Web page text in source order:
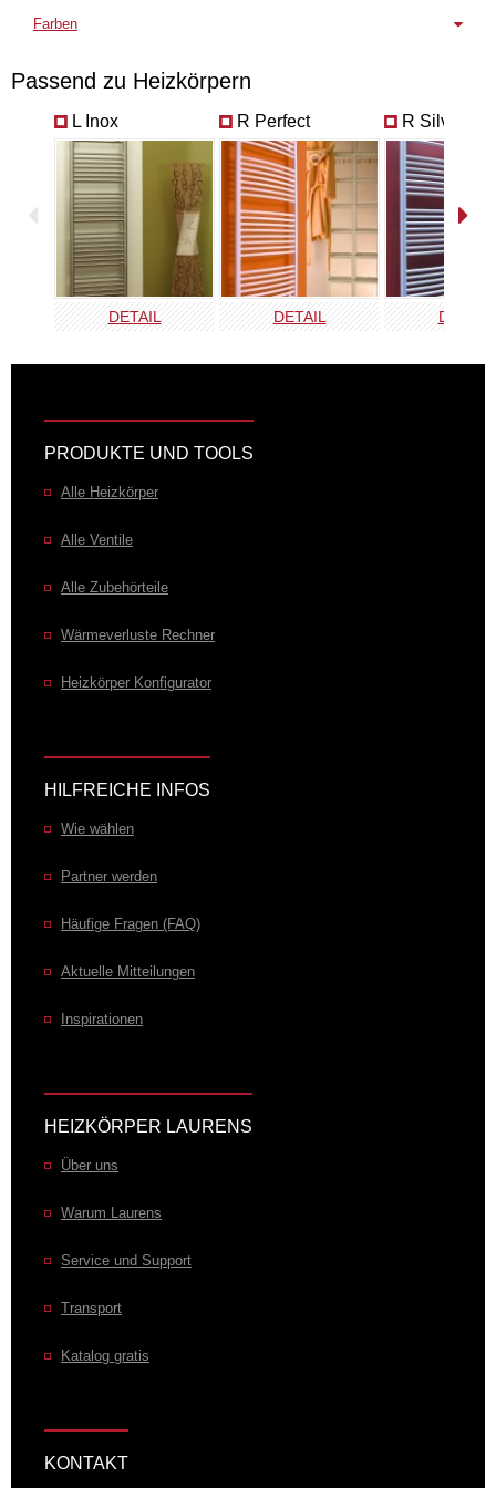
Farben
VPT-B
VPT-E
Passend zu Heizkörpern
L Inox
DETAIL
R Perfect
DETAIL
R Silverline
DETAIL
PRODUKTE UND TOOLS
Alle Heizkörper
Alle Ventile
Alle Zubehörteile
Wärmeverluste Rechner
Heizkörper Konfigurator
HILFREICHE INFOS
Wie wählen
Partner werden
Häufige Fragen (FAQ)
Aktuelle Mitteilungen
Inspirationen
HEIZKÖRPER LAURENS
Über uns
Warum Laurens
Service und Support
Transport
Katalog gratis
KONTAKT